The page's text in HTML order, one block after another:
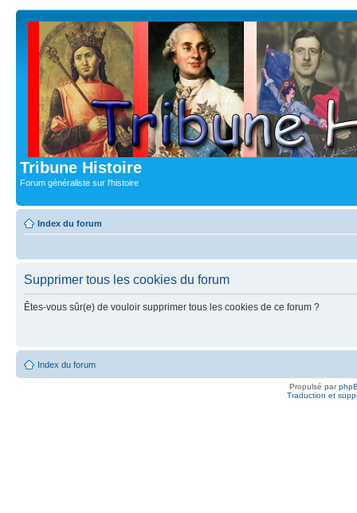
Tribune Histoire
Forum généraliste sur l'histoire
Index du forum
Supprimer tous les cookies du forum
Êtes-vous sûr(e) de vouloir supprimer tous les cookies de ce forum ?
Index du forum
Propulsé par
Traduction et